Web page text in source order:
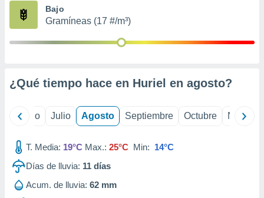
publicidad
publicidad
1199
Bajo
Gramíneas (17 #/m³)
¿Qué tiempo hace en Huriel en agosto?
Junio Julio Agosto Septiembre Octubre
T. Media: 19°C Max.: 25°C Min: 14°C
Días de lluvia: 11 días
Acum. de lluvia: 62 mm